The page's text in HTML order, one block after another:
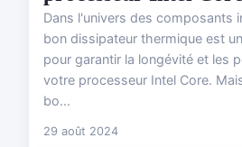
Dans l'univers des composants
bon dissipateur thermique est
pour garantir la longévité et les
votre processeur Intel Core.
bo...
29 août 2024